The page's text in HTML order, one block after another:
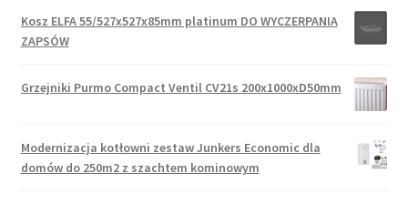
Kosz ELFA 55/527x527x85mm platinum DO WYCZERPANIA
ZAPSÓW
Grzejniki Purmo Compact Ventil CV21s 200x1000xD50mm
Modernizacja kotłowni zestaw Junkers Economic dla
domów do 250m2 z szachtem kominowym